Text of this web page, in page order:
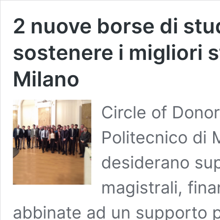
2 nuove borse di
sostenere i migliori
Milano
Circle of
Politecnico di
desiderano
magistrali,
abbinate ad un supporto